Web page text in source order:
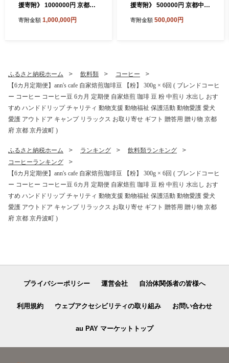
援寄附》 1000000円 京都中
拠点病院として、患者さん中
寄附金額 1,000,000円
援寄附》 500000円 京都中部
点病院として、患者さん中心
寄附金額 500,000円
ふるさと納税ホーム 飲料類
コーヒー
【6カ月定期便】ann's cafe 自家焙煎珈琲豆 【粉】 300g × 6回 ( ブレンドコーヒ
ー コーヒー コーヒー豆 6カ月 定期便 自家焙煎 珈琲 豆 粉 中煎り 水出し おす
すめ ハンドドリップ チャリティ 動物支援 動物福祉 保護活動 動物愛護 愛犬
愛護 アウトドア キャンプ リラックス お取り寄せ ギフト 贈答用 贈り物 京都
府 京都 京丹波町 )
ふるさと納税ホーム ランキング
飲料類ランキング
コーヒーランキング
【6カ月定期便】ann's cafe 自家焙煎珈琲豆 【粉】 300g × 6回 ( ブレンドコーヒ
ー コーヒー コーヒー豆 6カ月 定期便 自家焙煎 珈琲 豆 粉 中煎り 水出し おす
すめ ハンドドリップ チャリティ 動物支援 動物福祉 保護活動 動物愛護 愛犬
愛護 アウトドア キャンプ リラックス お取り寄せ ギフト 贈答用 贈り物 京都
府 京都 京丹波町 )
プライバシーポリシー 運営会社 自治体関係者の皆様へ
利用規約 ウェブアクセシビリティの取り組み お問い合わせ
au PAY マーケットトップ